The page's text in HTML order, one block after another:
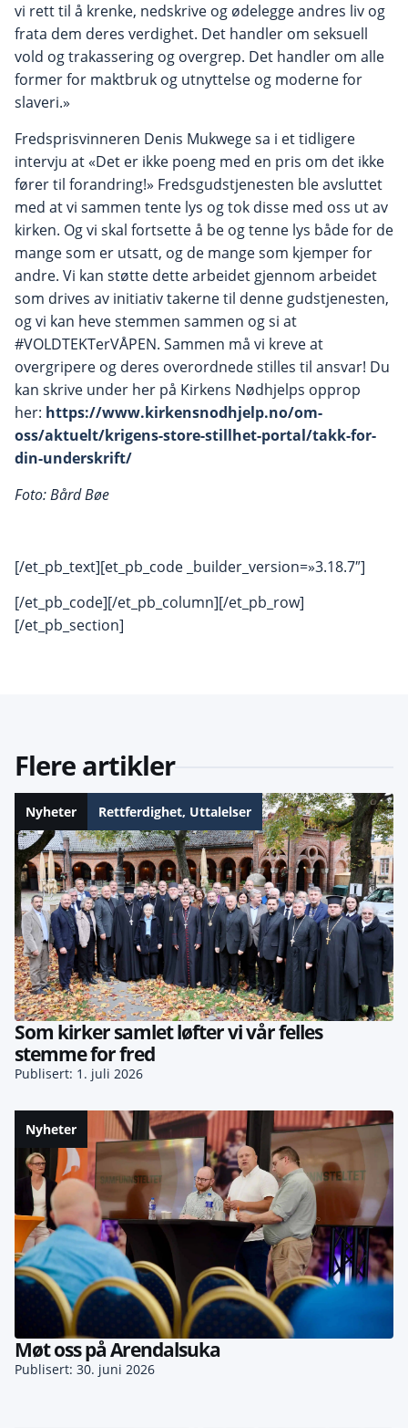
vi rett til å krenke, nedskrive og ødelegge andres liv og
frata dem deres verdighet. Det handler om seksuell
vold og trakassering og overgrep. Det handler om alle
former for maktbruk og utnyttelse og moderne for
slaveri.»
Fredsprisvinneren Denis Mukwege sa i et tidligere
intervju at «Det er ikke poeng med en pris om det ikke
fører til forandring!» Fredsgudstjenesten ble avsluttet
med at vi sammen tente lys og tok disse med oss ut av
kirken. Og vi skal fortsette å be og tenne lys både for de
mange som er utsatt, og de mange som kjemper for
andre. Vi kan støtte dette arbeidet gjennom arbeidet
som drives av initiativ takerne til denne gudstjenesten,
og vi kan heve stemmen sammen og si at
#VOLDTEKTerVÅPEN. Sammen må vi kreve at
overgripere og deres overordnede stilles til ansvar! Du
kan skrive under her på Kirkens Nødhjelps opprop
her: https://www.kirkensnodhjelp.no/om-
oss/aktuelt/krigens-store-stillhet-portal/takk-for-
din-underskrift/
Foto: Bård Bøe
[/et_pb_text][et_pb_code _builder_version=»3.18.7″]
[/et_pb_code][/et_pb_column][/et_pb_row]
[/et_pb_section]
Flere artikler
Nyheter Rettferdighet, Uttalelser
Som kirker samlet løfter vi vår felles
stemme for fred
Publisert: 1. juli 2026
Nyheter
Møt oss på Arendalsuka
Publisert: 30. juni 2026